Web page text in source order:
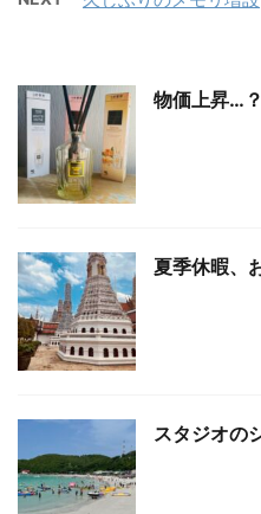
物価上昇…？
夏季休暇、
スタジオの